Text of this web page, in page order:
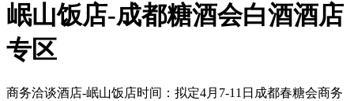
岷山饭店-成都糖酒会白酒酒店
专区
商务洽谈酒店-岷山饭店时间：拟定4月7-11日成都春糖会商务